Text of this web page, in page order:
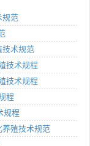
规范
技术规范
技术规程
技术规程
程
规程
殖技术规范